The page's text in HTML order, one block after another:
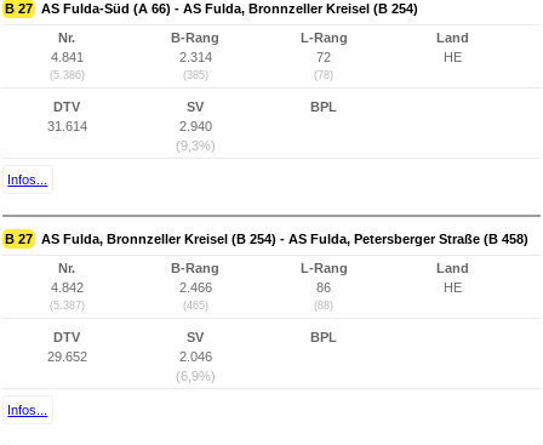
B 27 AS Fulda-Süd (A 66) - AS Fulda, Bronnzeller Kreisel (B 254)
Nr.
4.841
(5.386)
B-Rang
2.314
(385)
L-Rang
72
(78)
Land
HE
DTV
31.614
SV
2.940
(9,3%)
BPL
Infos...
B 27 AS Fulda, Bronnzeller Kreisel (B 254) - AS Fulda, Petersberger Straße (B 458)
Nr.
4.842
(5.387)
B-Rang
2.466
(465)
L-Rang
86
(88)
Land
HE
DTV
29.652
SV
2.046
(6,9%)
BPL
Infos...